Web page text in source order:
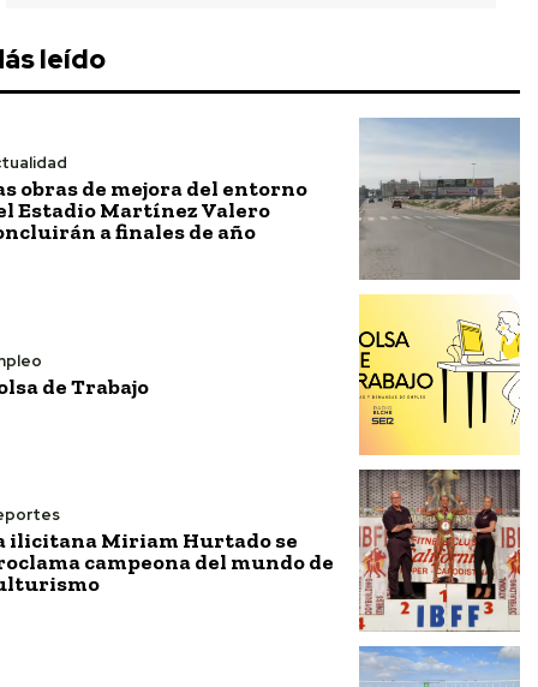
leído
obras de mejora del entorno
Estadio Martínez Valero
a finales de año
de Trabajo
ilicitana Miriam Hurtado se
campeona del mundo de